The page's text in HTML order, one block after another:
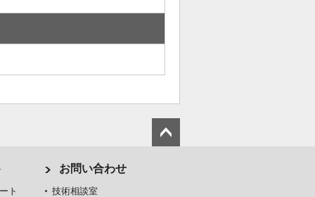
ト
お問い合わせ
技術相談室